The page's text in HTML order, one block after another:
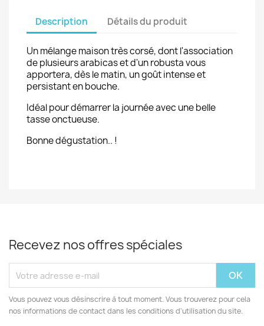
Description Détails du produit
Un mélange maison très corsé, dont l'association
de plusieurs arabicas et d'un robusta vous
apportera, dès le matin, un goût intense et
persistant en bouche.
Idéal pour démarrer la journée avec une belle
tasse onctueuse.
Bonne dégustation.. !
Recevez nos offres spéciales
Vous pouvez vous désinscrire à tout moment. Vous trouverez pour cela
nos informations de contact dans les conditions d'utilisation du site.